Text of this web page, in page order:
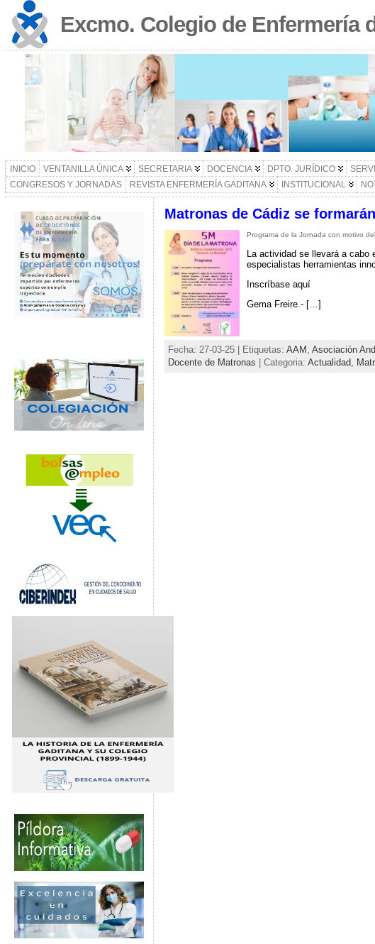
Excmo. Colegio de Enfermería
INICIO VENTANILLA ÚNICA SECRETARIA DOCENCIA DPTO. JURÍDICO
CONGRESOS Y JORNADAS
REVISTA ENFERMERÍA GADITANA INSTITUCIONAL
Matronas de Cádiz se
Programa de la Jornada con motivo
La actividad se llevará a cabo
especialistas herramientas
Inscríbase aquí
Gema Freire.- […]
Fecha: 27-03-25 | Etiquetas: AAM , Asociación
Docente de Matronas | Categoria: Actualidad,